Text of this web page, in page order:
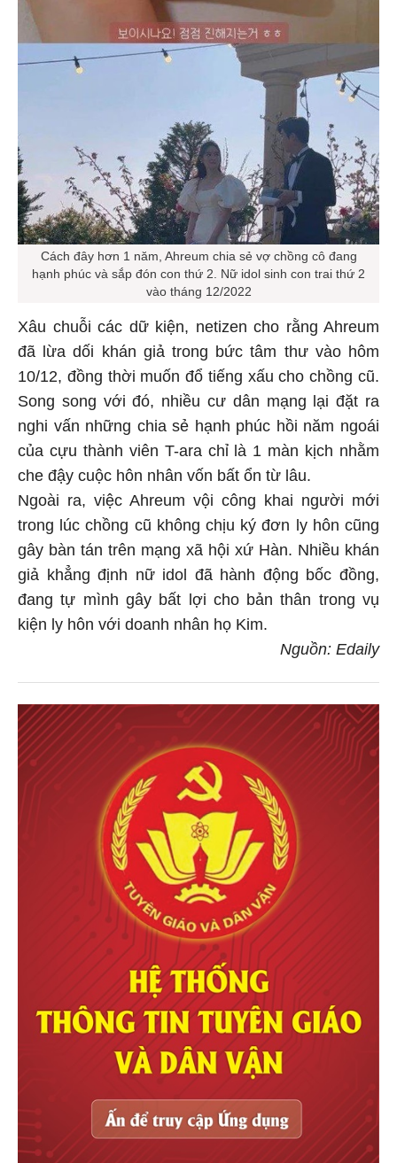
Cách đây hơn 1 năm, Ahreum chia sẻ vợ chồng cô đang
hạnh phúc và sắp đón con thứ 2. Nữ idol sinh con trai thứ 2
vào tháng 12/2022
Xâu chuỗi các dữ kiện, netizen cho rằng Ahreum
đã lừa dối khán giả trong bức tâm thư vào hôm
10/12, đồng thời muốn đổ tiếng xấu cho chồng cũ.
Song song với đó, nhiều cư dân mạng lại đặt ra
nghi vấn những chia sẻ hạnh phúc hồi năm ngoái
của cựu thành viên T-ara chỉ là 1 màn kịch nhằm
che đậy cuộc hôn nhân vốn bất ổn từ lâu.
Ngoài ra, việc Ahreum vội công khai người mới
trong lúc chồng cũ không chịu ký đơn ly hôn cũng
gây bàn tán trên mạng xã hội xứ Hàn. Nhiều khán
giả khẳng định nữ idol đã hành động bốc đồng,
đang tự mình gây bất lợi cho bản thân trong vụ
kiện ly hôn với doanh nhân họ Kim.
Nguồn: Edaily